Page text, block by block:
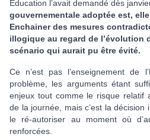
Éducation l’avait demandé dès
gouvernementale adoptée est,
Enchainer des mesures
illogique au regard de l’évolution
scénario qui aurait pu être évité.
Ce n’est pas l’enseignement de
problème, les arguments étant
enjeux tout comme le risque relatif
de la journée, mais c’est la décision
le ré-autoriser au moment où
renforcées.